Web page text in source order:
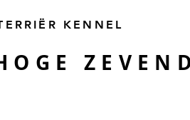
KENNEL